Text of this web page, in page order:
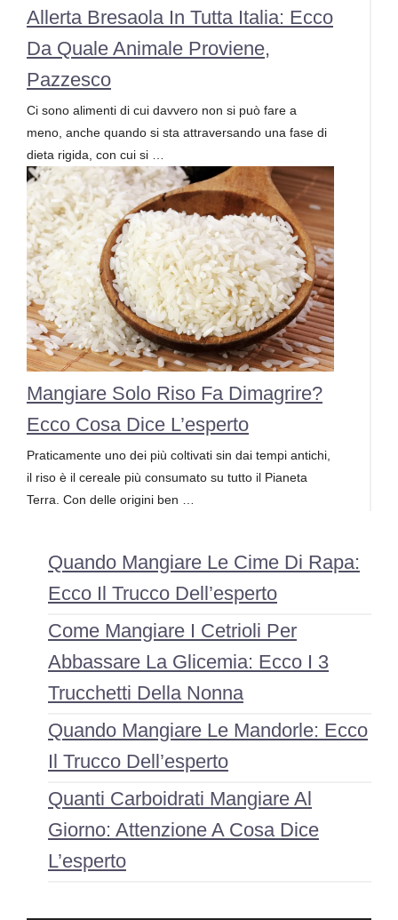
Allerta Bresaola In Tutta Italia: Ecco
Da Quale Animale Proviene,
Pazzesco
Ci sono alimenti di cui davvero non si può fare a
meno, anche quando si sta attraversando una fase di
dieta rigida, con cui si …
Mangiare Solo Riso Fa Dimagrire?
Ecco Cosa Dice L’esperto
Praticamente uno dei più coltivati sin dai tempi antichi,
il riso è il cereale più consumato su tutto il Pianeta
Terra. Con delle origini ben …
Quando Mangiare Le Cime Di Rapa:
Ecco Il Trucco Dell’esperto
Come Mangiare I Cetrioli Per
Abbassare La Glicemia: Ecco I 3
Trucchetti Della Nonna
Quando Mangiare Le Mandorle: Ecco
Il Trucco Dell’esperto
Quanti Carboidrati Mangiare Al
Giorno: Attenzione A Cosa Dice
L’esperto